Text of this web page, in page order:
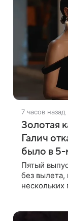
7 часов назад
Золотая
Галич
было в 5-
Пятый
без вылета,
нескольких